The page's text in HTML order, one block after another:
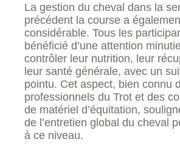
La gestion du cheval dans la
précédent la course a
considérable. Tous les
bénéficié d’une attention
contrôler leur nutrition, leur
leur santé générale, avec un
pointu. Cet aspect, bien connu
professionnels du Trot et des
de matériel d’équitation,
de l’entretien global du cheval
à ce niveau.